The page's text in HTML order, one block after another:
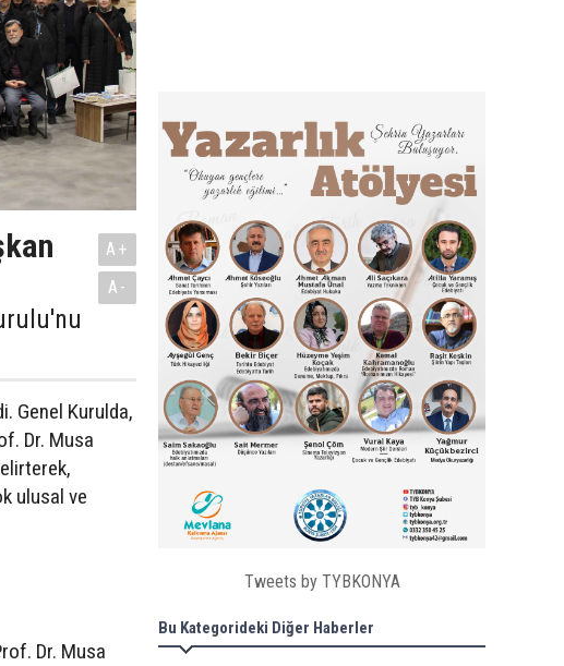
A+
A-
Genel Kurulda,
Dr. Musa
ulusal ve
Dr. Musa
Tweets by TYBKONYA
Bu Kategorideki Diğer Haberler